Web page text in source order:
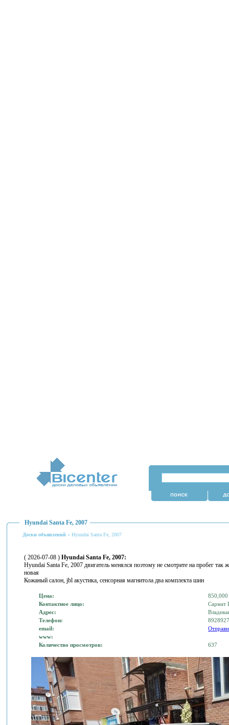
Hyundai Santa Fe, 2007
Доски объявлений » Hyundai Santa Fe, 2007
( 2026-07-08 ) Hyundai Santa Fe, 2007:
Hyundai Santa Fe, 2007 двигатель менялся поэтому не смотрите на пробег
новая
Кожаный салон, jbl акустика, сенсорная магнитола два комплекта шин
Цена:
850,000
Контактное лицо:
Сармат
Адрес:
Телефон:
email:
www:
Количество просмотров:
637